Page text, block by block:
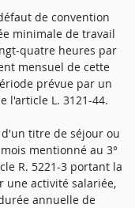
de convention
minimale de travail
quatre heures par
mensuel de cette
prévue par un
l'article L. 3121-44.
titre de séjour ou
mentionné au 3°
R. 5221-3 portant la
une activité salariée,
annuelle de